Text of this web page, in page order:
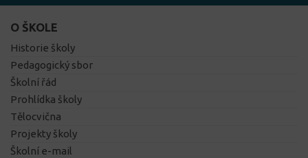
O ŠKOLE
Historie školy
Pedagogický sbor
Školní řád
Prohlídka školy
Tělocvična
Projekty školy
Školní e-mail